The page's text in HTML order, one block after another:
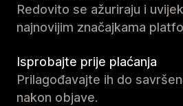
Redovito se ažuriraju i
najnovijim značajkama
Isprobajte prije plaćanja
Prilagođavajte ih do
nakon objave.